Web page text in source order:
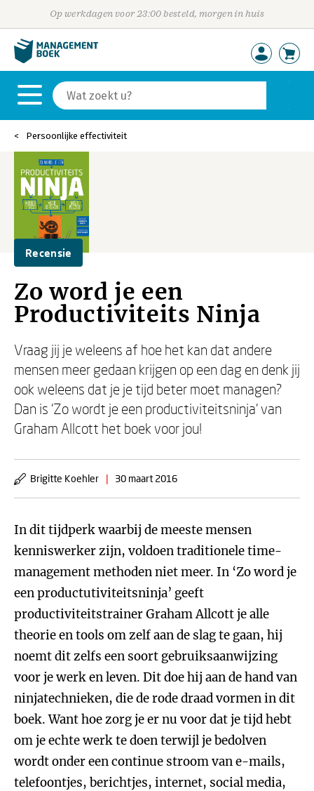
Op werkdagen voor 23:00 besteld, morgen in huis
Persoonlijke effectiviteit
Recensie
Zo word je een
Productiviteits Ninja
Vraag jij je weleens af hoe het kan dat andere
mensen meer gedaan krijgen op een dag en denk jij
ook weleens dat je je tijd beter moet managen?
Dan is ‘Zo wordt je een productiviteitsninja’ van
Graham Allcott het boek voor jou!
Brigitte Koehler | 30 maart 2016
In dit tijdperk waarbij de meeste mensen
kenniswerker zijn, voldoen traditionele time-
management methoden niet meer. In ‘Zo word je
een productutiviteitsninja’ geeft
productiviteitstrainer Graham Allcott je alle
theorie en tools om zelf aan de slag te gaan, hij
noemt dit zelfs een soort gebruiksaanwijzing
voor je werk en leven. Dit doe hij aan de hand van
ninjatechnieken, die de rode draad vormen in dit
boek. Want hoe zorg je er nu voor dat je tijd hebt
om je echte werk te doen terwijl je bedolven
wordt onder een continue stroom van e-mails,
telefoontjes, berichtjes, internet, social media,